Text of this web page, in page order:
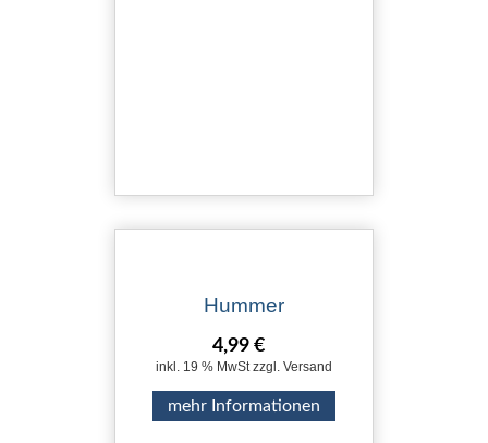
Hummer
4,99 €
inkl. 19 % MwSt zzgl. Versand
mehr Informationen